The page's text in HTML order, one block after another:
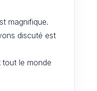
magnifique.
discuté est
tout le monde